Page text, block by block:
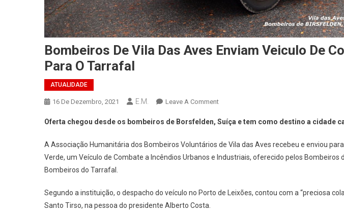
Bombeiros De Vila Das Aves Enviam Veiculo De
Para O Tarrafal
ATUALIDADE
16 De Dezembro, 2021 E.M. Leave A CommentOn
De
Das
Aves
De
Oferta chegou desde os bombeiros de Borsfelden, Suíça e tem como destino a cidade
A Associação Humanitária dos Bombeiros Voluntários de Vila das Aves recebeu e enviou
Verde, um Veículo de Combate a Incêndios Urbanos e Industriais, oferecido pelos Bombeiros
Bombeiros do Tarrafal.
Segundo a instituição, o despacho do veículo no Porto de Leixões, contou com a “preciosa
Santo Tirso, na pessoa do presidente Alberto Costa.